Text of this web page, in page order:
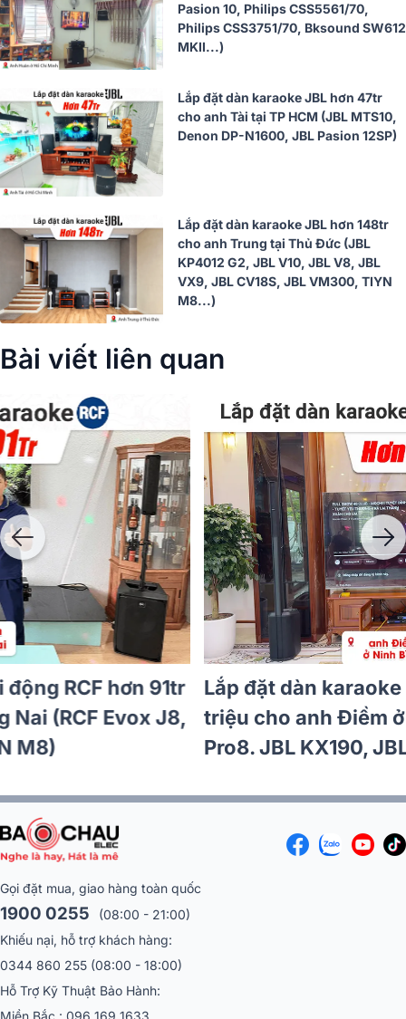
Pasion 10, Philips CSS5561/70,
Philips CSS3751/70, Bksound SW612
MKII...)
Lắp đặt dàn karaoke JBL hơn 47tr
cho anh Tài tại TP HCM (JBL MTS10,
Denon DP-N1600, JBL Pasion 12SP)
Lắp đặt dàn karaoke JBL hơn 148tr
cho anh Trung tại Thủ Đức (JBL
KP4012 G2, JBL V10, JBL V8, JBL
VX9, JBL CV18S, JBL VM300, TIYN
M8...)
Bài viết liên quan
Lắp đặt dàn karaoke di động Bose hơn
72tr cho chị An tại TP HCM (Bose L1 Pro8,
BIK VK-R51, JBL VM300)
1900 0255 (08:00 - 21:00)
Khiếu nại, hỗ trợ khách hàng:
0344 860 255(08:00 - 18:00)
Hỗ Trợ Kỹ Thuật Bảo Hành:
Miền Bắc :096 169 1633
Miền Nam:086 551 3799